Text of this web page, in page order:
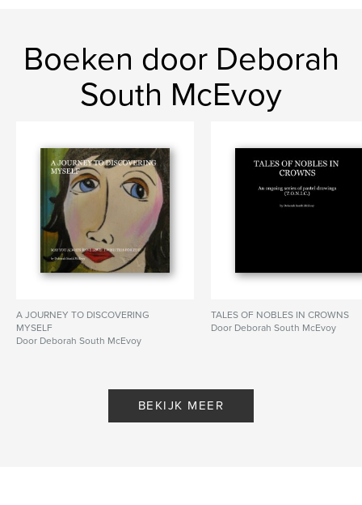
Boeken door Deborah
South McEvoy
A JOURNEY TO DISCOVERING
MYSELF
Door Deborah South McEvoy
TALES OF NOBLES IN CROWNS
Door Deborah South McEvoy
BEKIJK MEER